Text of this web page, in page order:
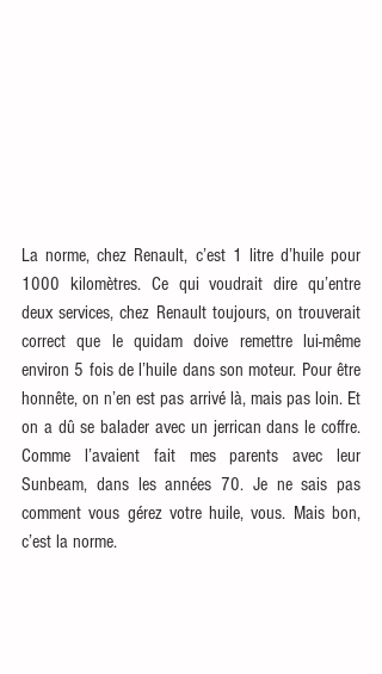
La norme, chez Renault, c’est 1 litre d’huile pour
1000 kilomètres. Ce qui voudrait dire qu’entre
deux services, chez Renault toujours, on trouverait
correct que le quidam doive remettre lui-même
environ 5 fois de l’huile dans son moteur. Pour être
honnête, on n’en est pas arrivé là, mais pas loin. Et
on a dû se balader avec un jerrican dans le coffre.
Comme l’avaient fait mes parents avec leur
Sunbeam, dans les années 70. Je ne sais pas
comment vous gérez votre huile, vous. Mais bon,
c’est la norme.